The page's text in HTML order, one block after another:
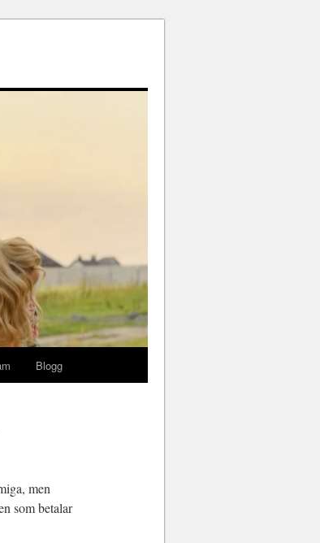
Blogg
men
som betalar